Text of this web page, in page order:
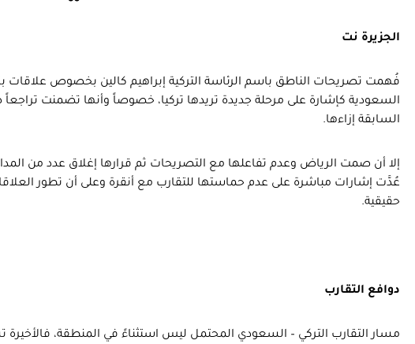
الجزيرة نت
فُهمت تصريحات الناطق باسم الرئاسة التركية إبراهيم كالين بخصوص علاقات
السعودية كإشارة على مرحلة جديدة تريدها تركيا، خصوصاً وأنها تضمنت
السابقة إزاءها.
إلا أن صمت الرياض وعدم تفاعلها مع التصريحات ثم قرارها إغلاق عدد من
عُدَّت إشارات مباشرة على عدم حماستها للتقارب مع أنقرة وعلى أن تطور
حقيقية.
دوافع التقارب
مسار التقارب التركي – السعودي المحتمل ليس استثناءً في المنطقة، فالأخيرة